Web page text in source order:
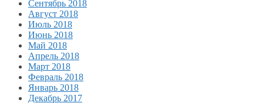
Сентябрь 2018
Август 2018
Июль 2018
Июнь 2018
Май 2018
Апрель 2018
Март 2018
Февраль 2018
Январь 2018
Декабрь 2017